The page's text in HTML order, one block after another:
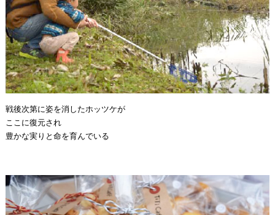
戦後次第に姿を消したホッツケが
ここに復元され
豊かな実りと命を育んでいる